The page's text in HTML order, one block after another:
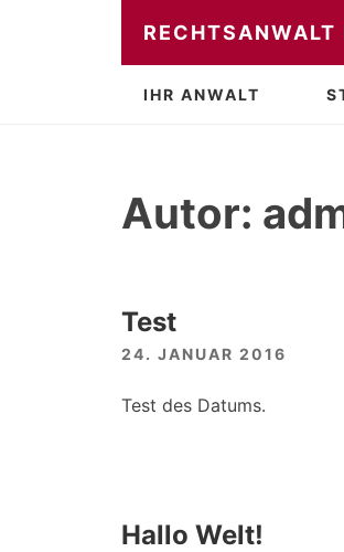
IHR ANWALT
Autor:
Test
24. JANUAR 2016
Test des Datums.
Hallo Welt!